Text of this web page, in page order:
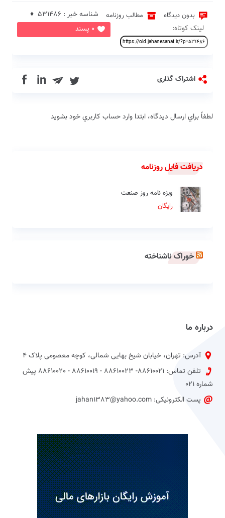
بدون دیدگاه مطالب روزنامه
0 پسند
شناسه خبر : 531486 ♦
لینک کوتاه:
اشتراک گذاری in
لطفاً براي ارسال دیدگاه، ابتدا وارد حساب كاربري خود بشويد
دریافت فایل روزنامه
ویژه نامه روز صنعت
رایگان
خوراک ناشناخته
درباره ما
آدرس: تهران، خیابان شیخ بهایی شمالی، کوچه معصومی پلاک 4
تلفن تماس: 88610021- 88610023 - 88610019 - 88610020 پیش
شماره 021
پست الکترونیکی: jahan1383@yahoo.com